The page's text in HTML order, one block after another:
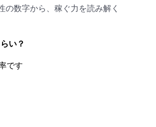
の数字から、稼ぐ力を読み解く
い？
です